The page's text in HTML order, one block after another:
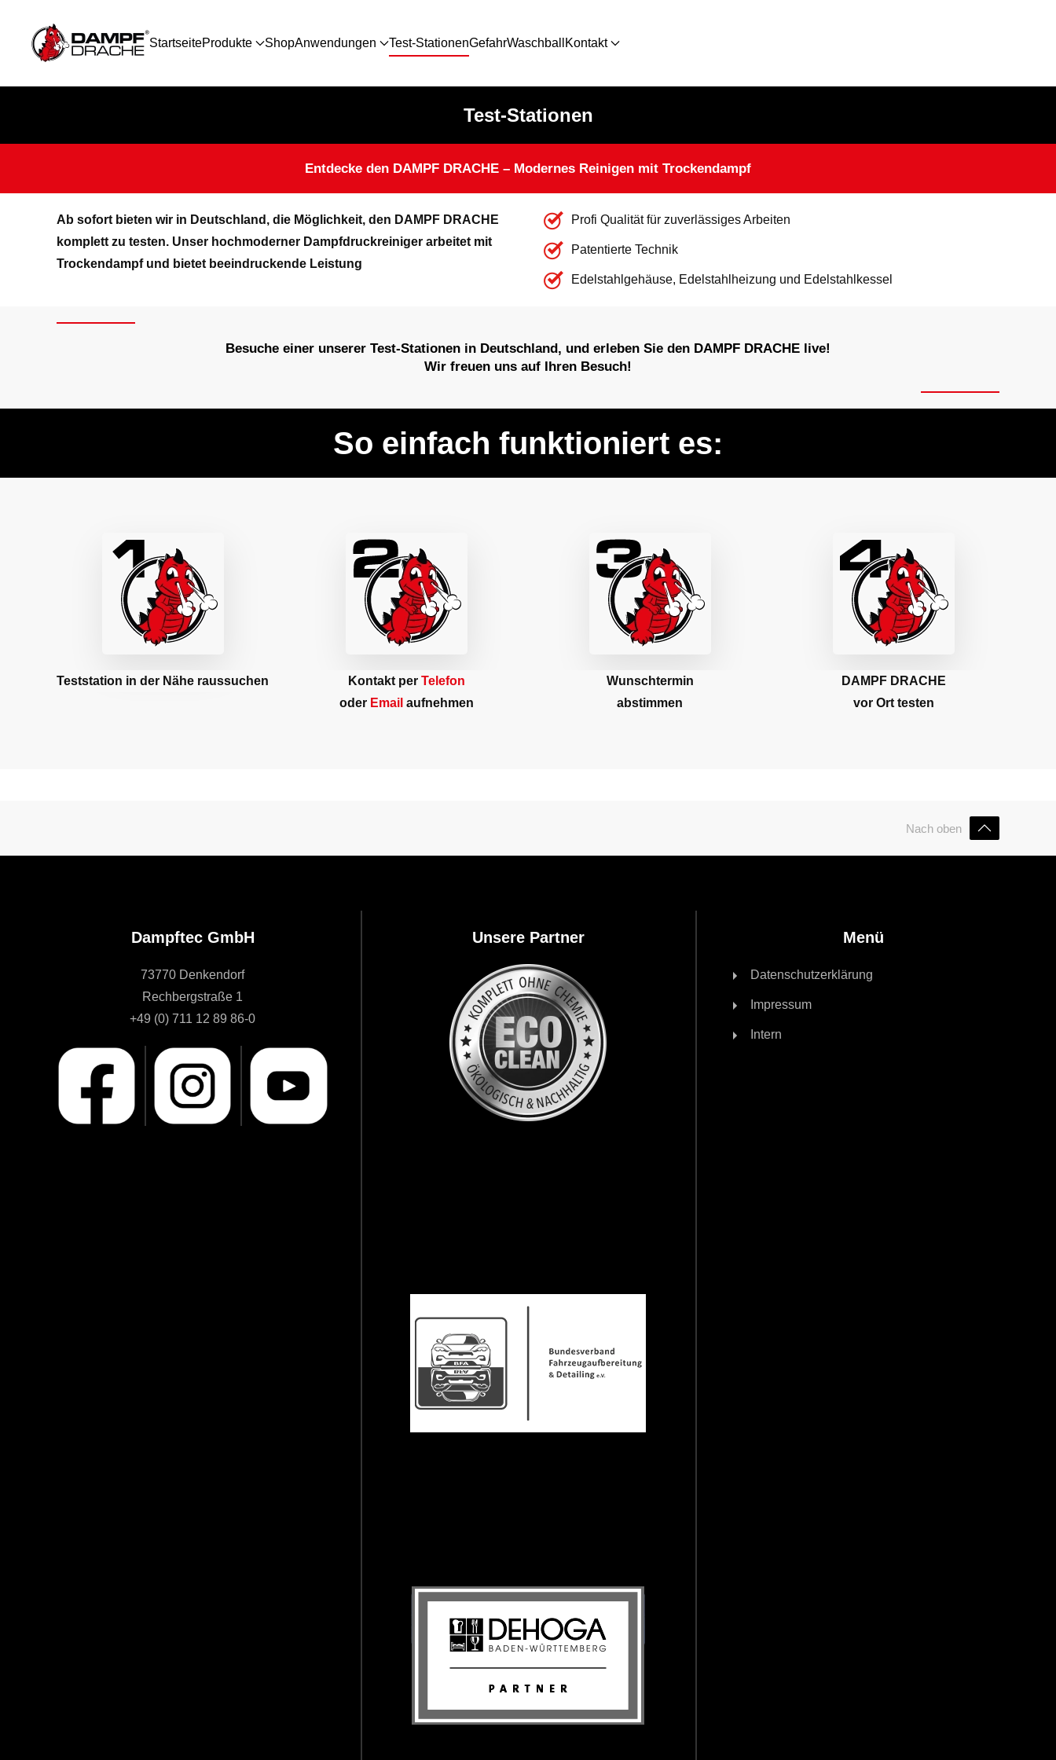
Skip to main content StartseiteProdukte ShopAnwendungen Test-StationenGefahrWaschball Kontakt
Test-Stationen
Entdecke den DAMPF DRACHE – Modernes Reinigen mit Trockendampf
Ab sofort bieten wir in Deutschland, die Möglichkeit, den DAMPF DRACHE
komplett zu testen. Unser hochmoderner Dampfdruckreiniger arbeitet mit
Trockendampf und bietet beeindruckende Leistung
Profi Qualität für zuverlässiges Arbeiten
Patentierte Technik
Edelstahlgehäuse, Edelstahlheizung und Edelstahlkessel
Besuche einer unserer Test-Stationen in Deutschland, und erleben Sie den DAMPF DRACHE live!
Wir freuen uns auf Ihren Besuch!
So einfach funktioniert es:
Teststation in der Nähe raussuchen Kontakt per Telefon
oder Email aufnehmen
Wunschtermin
abstimmen
DAMPF DRACHE
vor Ort testen
Nach oben
Dampftec GmbH
73770 Denkendorf
Rechbergstraße 1
+49 (0) 711 12 89 86-0
Unsere Partner Menü
Datenschutzerklärung
Impressum
Intern